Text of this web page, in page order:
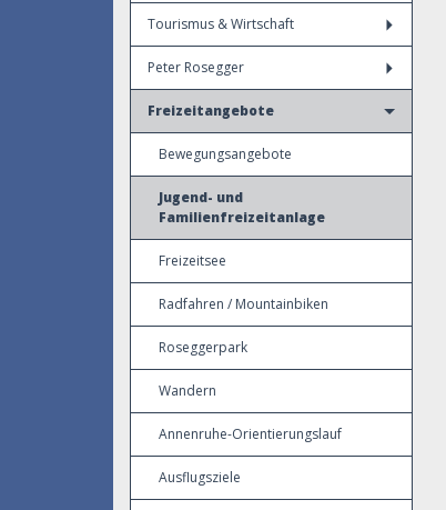
Tourismus & Wirtschaft
Peter Rosegger
Freizeitangebote
Bewegungsangebote
Jugend- und
Familienfreizeitanlage
Freizeitsee
Radfahren / Mountainbiken
Roseggerpark
Wandern
Annenruhe-Orientierungslauf
Ausflugsziele